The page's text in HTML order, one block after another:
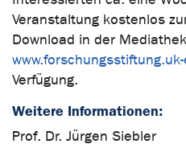
Veranstaltung kostenlos
Download in der
Verfügung.
Weitere Informationen:
Prof. Dr. Jürgen Siebler